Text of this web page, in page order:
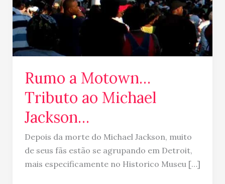
Rumo a Motown…
Tributo ao Michael
Jackson…
Depois da morte do Michael Jackson, muito
de seus fãs estão se agrupando em Detroit,
mais especificamente no Historico Museu […]